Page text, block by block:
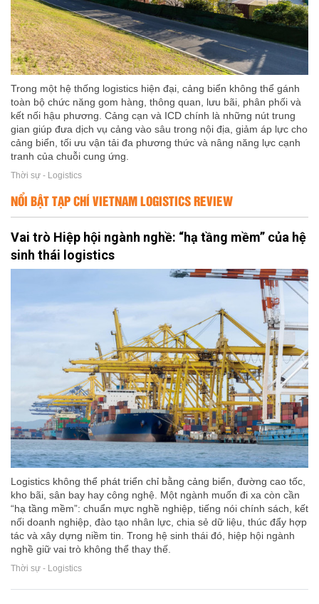
Trong một hệ thống logistics hiện đại, cảng biển không thể gánh
toàn bộ chức năng gom hàng, thông quan, lưu bãi, phân phối và
kết nối hậu phương. Cảng cạn và ICD chính là những nút trung
gian giúp đưa dịch vụ cảng vào sâu trong nội địa, giảm áp lực cho
cảng biển, tối ưu vận tải đa phương thức và nâng năng lực cạnh
tranh của chuỗi cung ứng.
Thời sự - Logistics
NỔI BẬT TẠP CHÍ VIETNAM LOGISTICS REVIEW
Vai trò Hiệp hội ngành nghề: “hạ tầng mềm” của hệ
sinh thái logistics
Logistics không thể phát triển chỉ bằng cảng biển, đường cao tốc,
kho bãi, sân bay hay công nghệ. Một ngành muốn đi xa còn cần
“hạ tầng mềm”: chuẩn mực nghề nghiệp, tiếng nói chính sách, kết
nối doanh nghiệp, đào tạo nhân lực, chia sẻ dữ liệu, thúc đẩy hợp
tác và xây dựng niềm tin. Trong hệ sinh thái đó, hiệp hội ngành
nghề giữ vai trò không thể thay thế.
Thời sự - Logistics